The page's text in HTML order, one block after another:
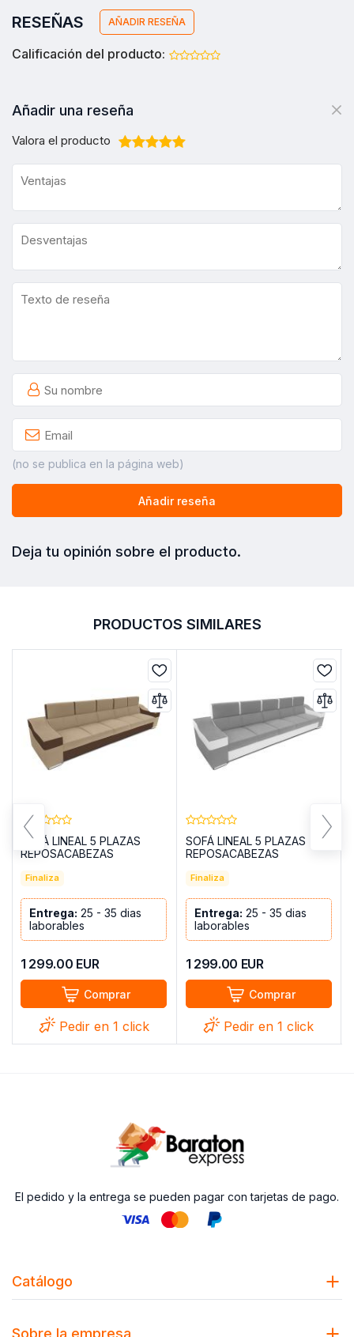
RESEÑAS AÑADIR RESEÑA
Calificación del producto:
Añadir una reseña
Valora el producto
(no se publica en la página web)
Añadir reseña
Deja tu opinión sobre el producto.
PRODUCTOS SIMILARES
SOFÁ LINEAL 5 PLAZAS
REPOSACABEZAS
ANCHOS 380 EVA BEIGE
Finaliza
Entrega: 25 - 35 dias
laborables
1 299.00 EUR
Comprar
Pedir en 1 click
SOFÁ LINEAL 5 PLAZAS
REPOSACABEZAS
ANCHOS 380 EVA GRIS
POLIPIEL
Finaliza
Entrega: 25 - 35 dias
laborables
1 299.00 EUR
Comprar
Pedir en 1 click
El pedido y la entrega se pueden pagar con tarjetas de pago.
Catálogo
Sobre la empresa